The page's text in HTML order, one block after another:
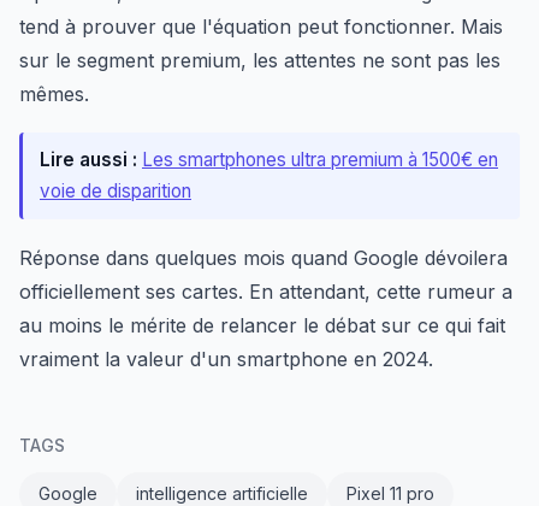
tend à prouver que l'équation peut fonctionner. Mais
sur le segment premium, les attentes ne sont pas les
mêmes.
Lire aussi : Les smartphones ultra premium à 1500€ en
voie de disparition
Réponse dans quelques mois quand Google dévoilera
officiellement ses cartes. En attendant, cette rumeur a
au moins le mérite de relancer le débat sur ce qui fait
vraiment la valeur d'un smartphone en 2024.
TAGS
Google intelligence artificielle Pixel 11 pro